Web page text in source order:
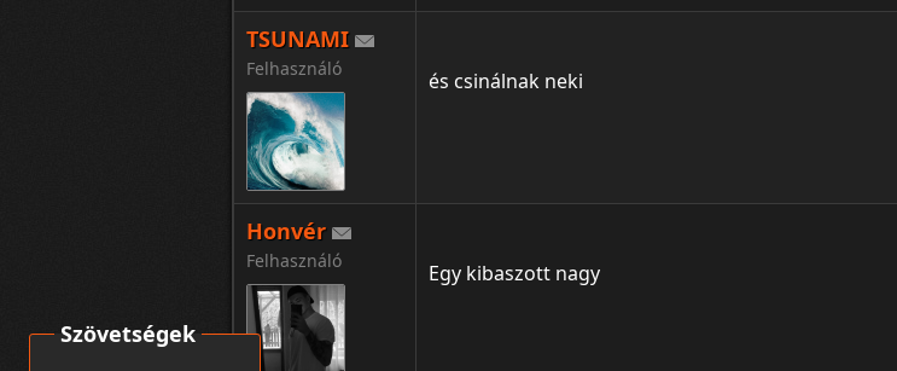
TSUNAMI
Felhasználó
és csinálnak neki
Honvér
Felhasználó
Egy kibaszott nagy
Szövetségek